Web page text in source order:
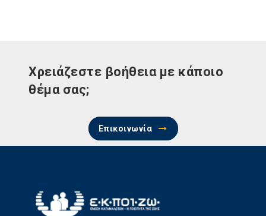
Χρειάζεστε βοήθεια με κάποιο
θέμα σας;
Επικοινωνία